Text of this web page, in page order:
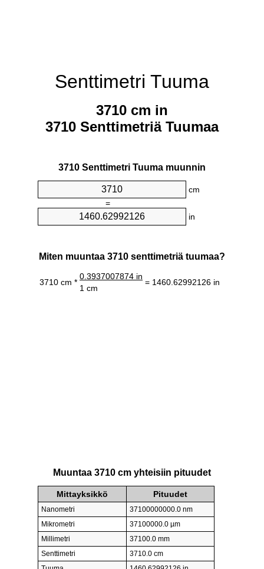
Senttimetri Tuuma
3710 cm in
3710 Senttimetriä Tuumaa
3710 Senttimetri Tuuma muunnin
cm
=
in
Miten muuntaa 3710 senttimetriä tuumaa?
3710 cm *
0.3937007874 in
= 1460.62992126 in
1 cm
Muuntaa 3710 cm yhteisiin pituudet
Mittayksikkö Pituudet
Nanometri
37100000000.0 nm
Mikrometri
37100000.0 µm
Millimetri
37100.0 mm
Senttimetri
3710.0 cm